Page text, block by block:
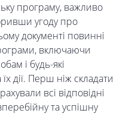
програму, важливо
угоду про
документі повинні
включаючи
і будь-які
дії. Перш ніж складати
всі відповідні
та успішну